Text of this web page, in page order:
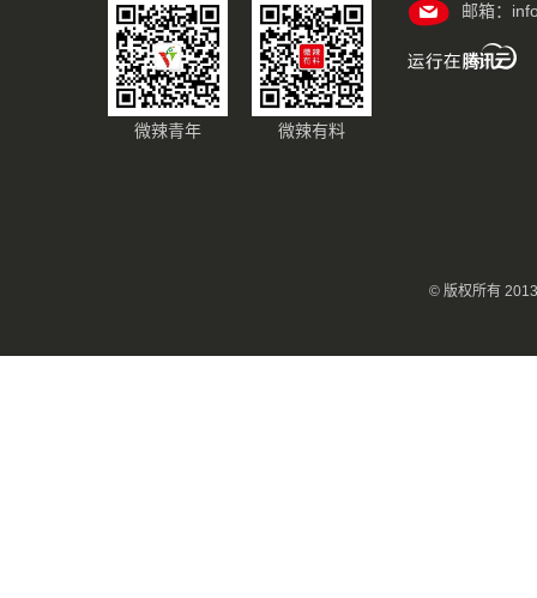
微辣青年 微辣有料
邮箱：
© 版权所有